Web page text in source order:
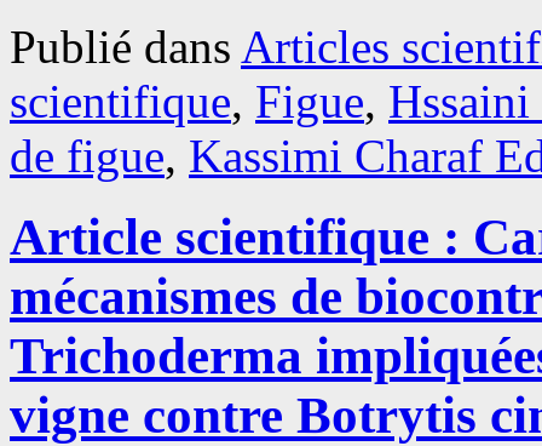
Publié dans Articles
scientifique, Figue,
de figue, Kassimi Charaf
Article scientifique :
mécanismes de
Trichoderma
vigne contre Botrytis